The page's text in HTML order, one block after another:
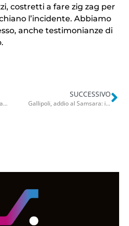
costretti a fare zig zag per
l’incidente. Abbiamo
anche testimonianze di
Choc a Bari, finti poliziotti rapinano un tir: autista picchiato e abbandonato in campagna a Noicattaro
SUCCESSIVO
Gallipoli, addio al Samsara: il lido-discoteca tra i più famosi d’Italia sarà demolito. Ora è un cumulo di rifiuti